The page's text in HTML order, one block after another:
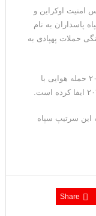
در نزدیکی جزیره
خطر جنگ همچنان
پهلوی جای نجات
اقتصاد بزرگ جهان
امنیت اوکراین و
پاسداران به نام
حملات پهپادی به
این سرکرده سپاه نقش جدی در تسهیل حداقل ۲۰ حمله هوایی با
این سرتیپ سپاه
Share